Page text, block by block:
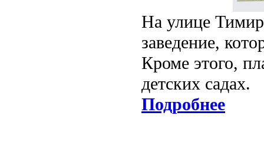
На улице
заведение,
Кроме этого,
детских садах.
Подробнее